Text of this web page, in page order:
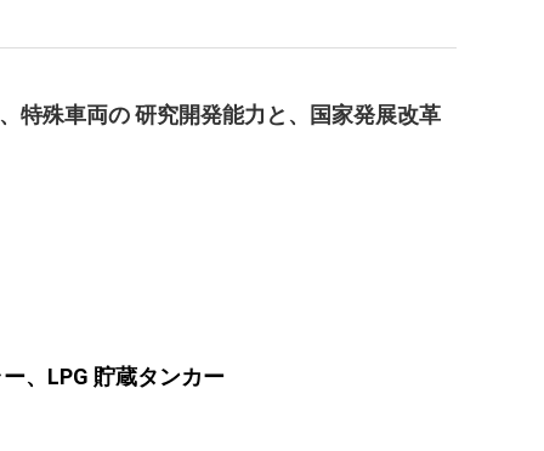
特殊車両の 研究開発能力と、国家発展改革
、LPG 貯蔵タンカー